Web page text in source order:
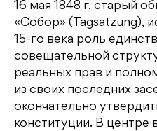
16 мая 1848 г. старый
«Собор» (Tagsatzung),
15-го века роль
совещательной
реальных прав и
из своих последних
окончательно
конституции. В центре